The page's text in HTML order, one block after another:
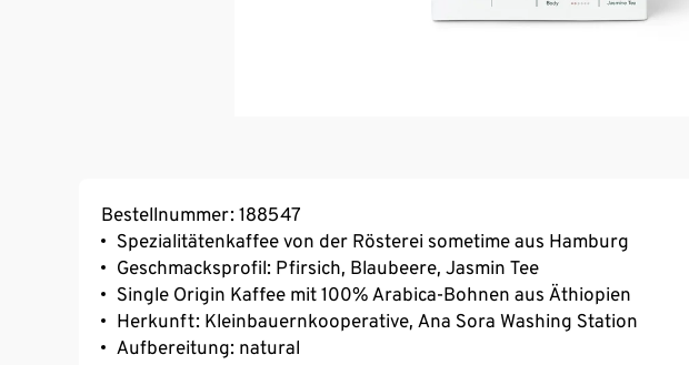
Bestellnummer: 188547
Spezialitätenkaffee von der Rösterei sometime aus Hamburg
Geschmacksprofil: Pfirsich, Blaubeere, Jasmin Tee
Single Origin Kaffee mit 100% Arabica-Bohnen aus Äthiopien
Herkunft: Kleinbauernkooperative, Ana Sora Washing Station
Aufbereitung: natural